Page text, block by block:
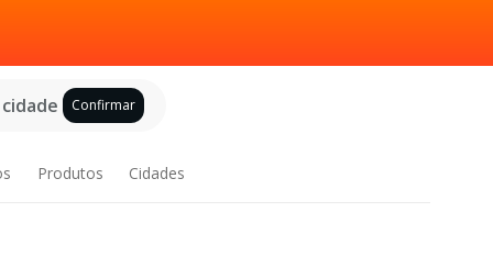
Confirmar
Produtos Cidades